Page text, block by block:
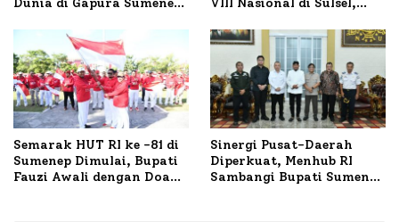
Dunia di Gapura Sumenep,
VIII Nasional di Sulsel,
Semarak HUT RI ke -81 di
Sumenep Dimulai, Bupati
Fauzi Awali dengan Doa
Sinergi Pusat-Daerah
Diperkuat, Menhub RI
Sambangi Bupati Sumenep